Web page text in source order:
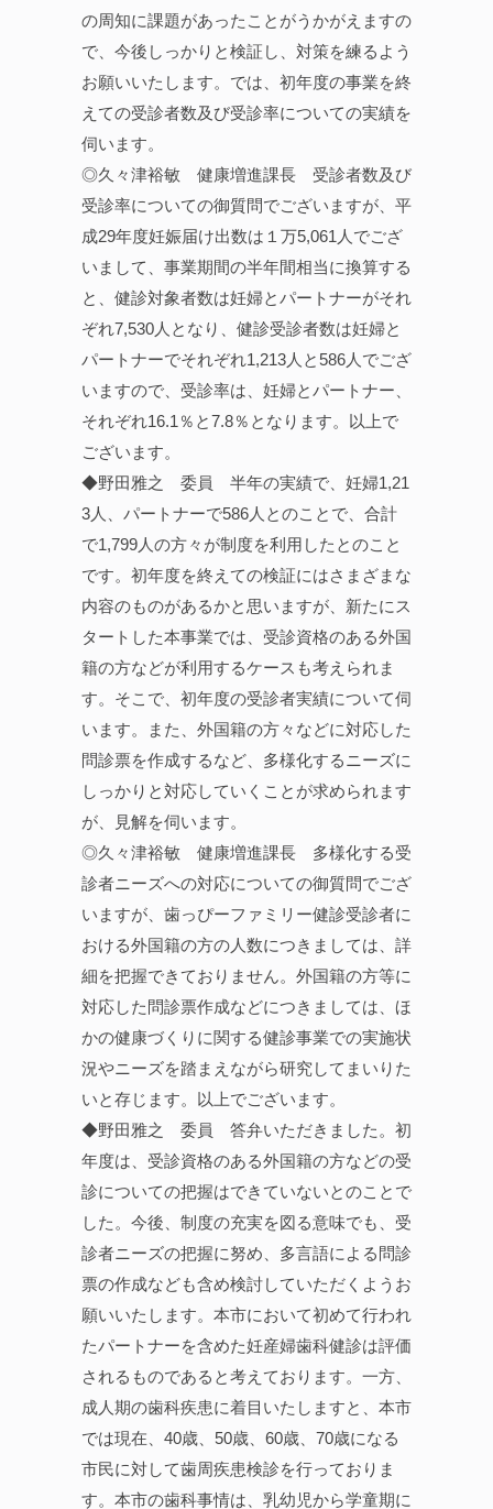
の周知に課題があったことがうかがえますの
で、今後しっかりと検証し、対策を練るよう
お願いいたします。では、初年度の事業を終
えての受診者数及び受診率についての実績を
伺います。
◎久々津裕敏 健康増進課長 受診者数及び
受診率についての御質問でございますが、平
成29年度妊娠届け出数は１万5,061人でござ
いまして、事業期間の半年間相当に換算する
と、健診対象者数は妊婦とパートナーがそれ
ぞれ7,530人となり、健診受診者数は妊婦と
パートナーでそれぞれ1,213人と586人でござ
いますので、受診率は、妊婦とパートナー、
それぞれ16.1％と7.8％となります。以上で
ございます。
◆野田雅之 委員 半年の実績で、妊婦1,21
3人、パートナーで586人とのことで、合計
で1,799人の方々が制度を利用したとのこと
です。初年度を終えての検証にはさまざまな
内容のものがあるかと思いますが、新たにス
タートした本事業では、受診資格のある外国
籍の方などが利用するケースも考えられま
す。そこで、初年度の受診者実績について伺
います。また、外国籍の方々などに対応した
問診票を作成するなど、多様化するニーズに
しっかりと対応していくことが求められます
が、見解を伺います。
◎久々津裕敏 健康増進課長 多様化する受
診者ニーズへの対応についての御質問でござ
いますが、歯っぴーファミリー健診受診者に
おける外国籍の方の人数につきましては、詳
細を把握できておりません。外国籍の方等に
対応した問診票作成などにつきましては、ほ
かの健康づくりに関する健診事業での実施状
況やニーズを踏まえながら研究してまいりた
いと存じます。以上でございます。
◆野田雅之 委員 答弁いただきました。初
年度は、受診資格のある外国籍の方などの受
診についての把握はできていないとのことで
した。今後、制度の充実を図る意味でも、受
診者ニーズの把握に努め、多言語による問診
票の作成なども含め検討していただくようお
願いいたします。本市において初めて行われ
たパートナーを含めた妊産婦歯科健診は評価
されるものであると考えております。一方、
成人期の歯科疾患に着目いたしますと、本市
では現在、40歳、50歳、60歳、70歳になる
市民に対して歯周疾患検診を行っておりま
す。本市の歯科事情は、乳幼児から学童期に